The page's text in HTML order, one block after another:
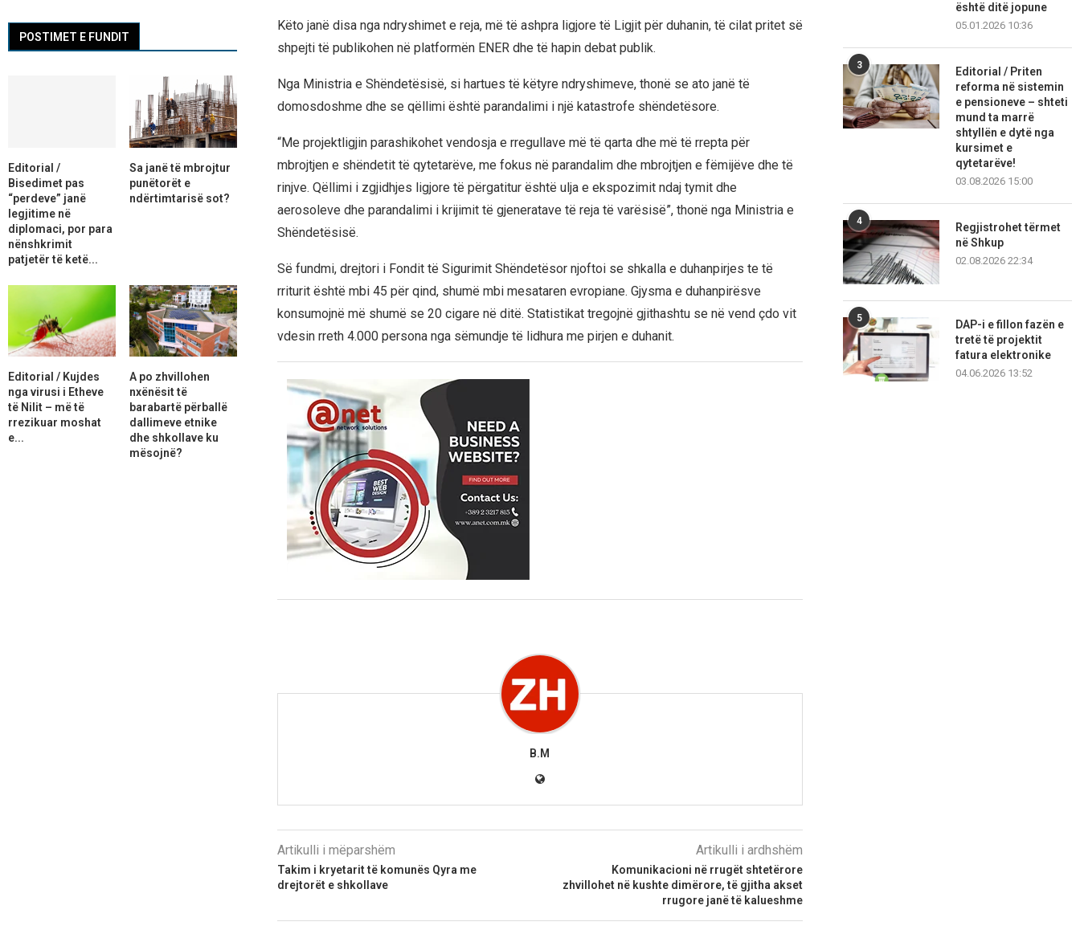
Këto janë disa nga ndryshimet e reja, më të ashpra ligjore të Ligjit për duhanin, të cilat pritet së
shpejti të publikohen në platformën ENER dhe të hapin debat publik.
Nga Ministria e Shëndetësisë, si hartues të këtyre ndryshimeve, thonë se ato janë të
domosdoshme dhe se qëllimi është parandalimi i një katastrofe shëndetësore.
“Me projektligjin parashikohet vendosja e rregullave më të qarta dhe më të rrepta për
mbrojtjen e shëndetit të qytetarëve, me fokus në parandalim dhe mbrojtjen e fëmijëve dhe të
rinjve. Qëllimi i zgjidhjes ligjore të përgatitur është ulja e ekspozimit ndaj tymit dhe
aerosoleve dhe parandalimi i krijimit të gjeneratave të reja të varësisë”, thonë nga Ministria e
Shëndetësisë.
Së fundmi, drejtori i Fondit të Sigurimit Shëndetësor njoftoi se shkalla e duhanpirjes te të
rriturit është mbi 45 për qind, shumë mbi mesataren evropiane. Gjysma e duhanpirësve
konsumojnë më shumë se 20 cigare në ditë. Statistikat tregojnë gjithashtu se në vend çdo vit
vdesin rreth 4.000 persona nga sëmundje të lidhura me pirjen e duhanit.
B.M
Artikulli i mëparshëm
Takim i kryetarit të komunës Qyra me
drejtorët e shkollave
Artikulli i ardhshëm
Komunikacioni në rrugët shtetërore
zhvillohet në kushte dimërore, të gjitha akset
rrugore janë të kalueshme
është ditë jopune
05.01.2026 10:36
3
Editorial / Priten
reforma në sistemin
e pensioneve – shteti
mund ta marrë
shtyllën e dytë nga
kursimet e
qytetarëve!
03.08.2026 15:00
4
Regjistrohet tërmet
në Shkup
02.08.2026 22:34
5
DAP-i e fillon fazën e
tretë të projektit
fatura elektronike
04.06.2026 13:52
POSTIMET E FUNDIT
Editorial /
Bisedimet pas
“perdeve” janë
legjitime në
diplomaci, por para
nënshkrimit
patjetër të ketë...
Sa janë të mbrojtur
punëtorët e
ndërtimtarisë sot?
Editorial / Kujdes
nga virusi i Etheve
të Nilit – më të
rrezikuar moshat
e...
A po zhvillohen
nxënësit të
barabartë përballë
dallimeve etnike
dhe shkollave ku
mësojnë?